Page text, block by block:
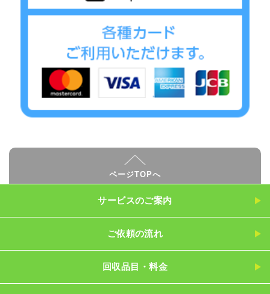
ページTOPへ
サービスのご案内
ご依頼の流れ
回収品目・料金